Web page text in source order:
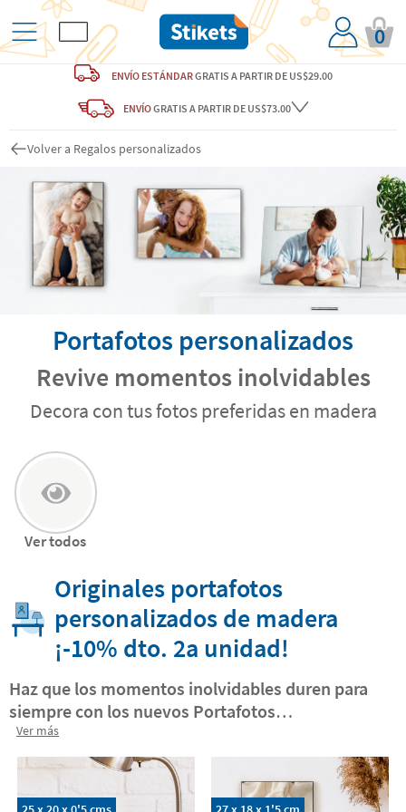
0
ENVÍO ESTÁNDARGRATIS A PARTIR DE US$29.00
ENVÍOGRATIS A PARTIR DE US$73.00
Volver a Regalos personalizados
Portafotos personalizados
Revive momentos inolvidables
Decora con tus fotos preferidas en madera
Ver todos
Originales portafotos
personalizados de madera
¡-10% dto. 2a unidad!
Haz que los momentos inolvidables duren para
siempre con los nuevos Portafotos
personalizados de Stikets
mejor foto en un Portafoto Stikets.
Acabado
impreso en madera.
Te sorprenderá lo divertido y
fácil que es. Cada Portafoto incluye un soporte
Ver más